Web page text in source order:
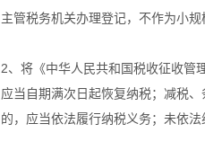
主管税务机关办理登记，不作为小
2、将《中华人民共和国税收征收管
应当自期满次日起恢复纳税；减税
的，应当依法履行纳税义务；未依